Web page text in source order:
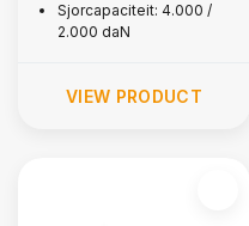
Sjorcapaciteit: 4.000 /
2.000 daN
VIEW PRODUCT